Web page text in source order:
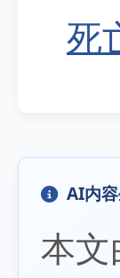
死
AI内
本文